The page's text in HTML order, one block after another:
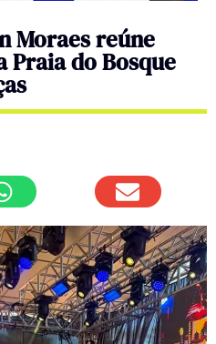
Moraes reúne
Praia do Bosque